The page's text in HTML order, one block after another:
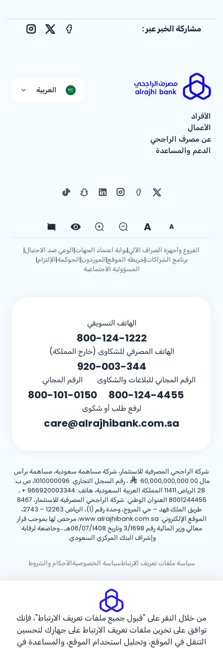
مشاركة الخبر عبر : Facebook
X
العربية
الأفراد
الأعمال
عن مصرف الراجحي
الدعم والمساعدة
A
A
الفروع وأجهزة الصراف الآلي|بوابة اعتماد الجهات|الوعي ضد الاحتيال|
برنامج الشراكات|خريطة الموقع|الموردون|الحوكمة|الإلتزام|
المسؤولية الاجتماعية
الهاتف التسويقي
800-124-1222
الهاتف المصرفي للشكاوى (خارج المملكة)
920-003-344
الرقم المجاني للبلاغات والشكاوى
800-124-4455
الرقم المجاني
800-101-0150
لرفع طلب أو شكوى
care@alrajhibank.com.sa
شركة الراجحي المصرفية للاستثمار، شركة مساهمة سعودية، مساهمة برأس
مال 60,000,000,000.00
، رقم السجل التجاري: 1010000096، ص.ب:
28 الرياض 11411 المملكة العربية السعودية، هاتف:
+ 966920003344 ،
8001244455 العنوان الوطني: شركة الراجحي المصرفية للاستثمار، 8467
طريق الملك فهد – حي المروج، وحدة رقم (1)، الرياض 12263 – 2743،
الموقع الإلكتروني: www.alrajhibank.com.sa، مرخص لها بموجب قرار
معالي وزير المالية رقم 3/1698 وتاريخ 06/07/1408هـ ، وخاضعة لرقابة
وإشراف البنك المركزي السعودي.
سياسة ملفات تعريف الارتباطسياسة الخصوصيةالأحكام والشروط
من خلال النقر على "قبول جميع ملفات تعريف الارتباط"، فإنك
توافق على تخزين ملفات تعريف الارتباط على جهازك لتحسين
التنقل في الموقع، وتحليل استخدام الموقع، والمساعدة في